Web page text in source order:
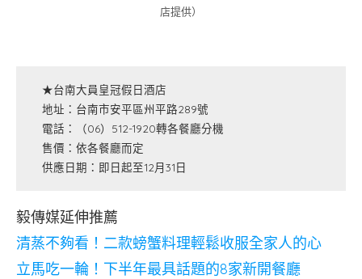
店提供）
★台南大員皇冠假日酒店
地址：台南市安平區州平路289號
電話：（06）512-1920轉各餐廳分機
售價：依各餐廳而定
供應日期：即日起至12月31日
毅傳媒延伸推薦
清蒸不夠看！二款螃蟹料理輕鬆收服全家人的心
立馬吃一輪！下半年最具話題的8家新開餐廳